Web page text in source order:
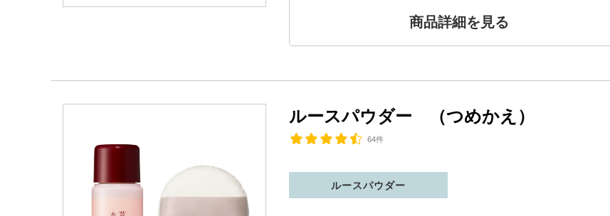
商品詳細を見る
ルースパウダー （つめかえ）
64件
ルースパウダー